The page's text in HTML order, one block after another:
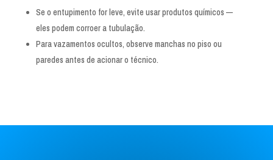
Se o entupimento for leve, evite usar produtos químicos —
eles podem corroer a tubulação.
Para vazamentos ocultos, observe manchas no piso ou
paredes antes de acionar o técnico.